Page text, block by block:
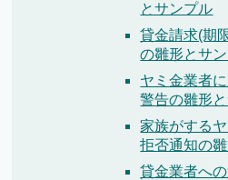
とサンプル
貸金請求(期
の雛形とサ
ヤミ金業者
警告の雛形
家族がする
拒否通知の
貸金業者へ